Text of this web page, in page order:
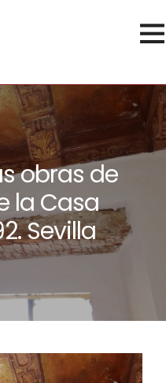
obras de
la Casa
Sevilla